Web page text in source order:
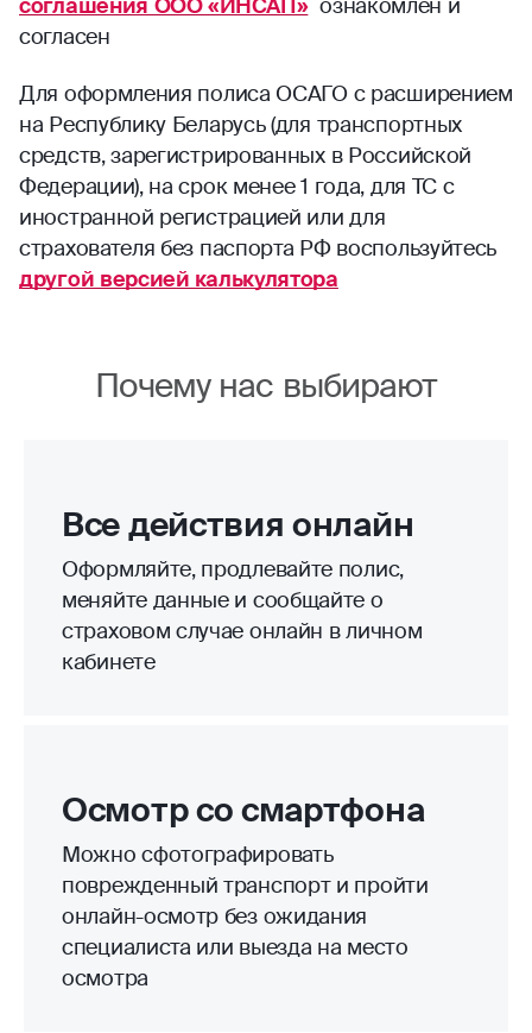
соглашения ООО «ИНСАП» ознакомлен и
согласен
Для оформления полиса ОСАГО с расширением
на Республику Беларусь (для транспортных
средств, зарегистрированных в Российской
Федерации), на срок менее 1 года, для ТС с
иностранной регистрацией или для
страхователя без паспорта РФ воспользуйтесь
другой версией калькулятора
Почему нас выбирают
Все действия онлайн
Оформляйте, продлевайте полис,
меняйте данные и сообщайте о
страховом случае онлайн в личном
кабинете
Осмотр со смартфона
Можно сфотографировать
поврежденный транспорт и пройти
онлайн-осмотр без ожидания
специалиста или выезда на место
осмотра